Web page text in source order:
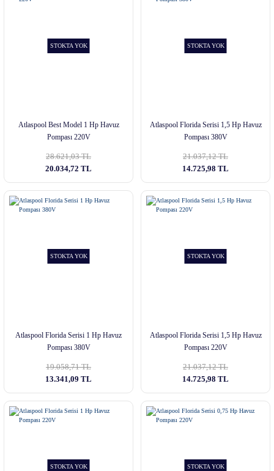
STOKTA YOK
Atlaspool Best Model 1 Hp Havuz
Pompası 220V
28.621,03 TL
20.034,72 TL
STOKTA YOK
Atlaspool Florida Serisi 1,5 Hp Havuz
Pompası 380V
21.037,12 TL
14.725,98 TL
STOKTA YOK
Atlaspool Florida Serisi 1 Hp Havuz
Pompası 380V
19.058,71 TL
13.341,09 TL
STOKTA YOK
Atlaspool Florida Serisi 1,5 Hp Havuz
Pompası 220V
21.037,12 TL
14.725,98 TL
STOKTA YOK STOKTA YOK